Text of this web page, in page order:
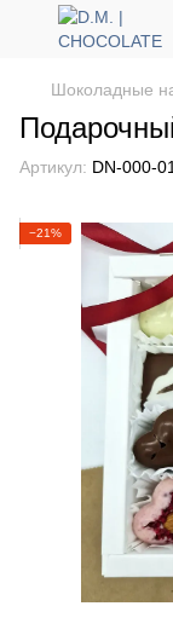
Шоколадные
Артикул: DN-000-
−21%